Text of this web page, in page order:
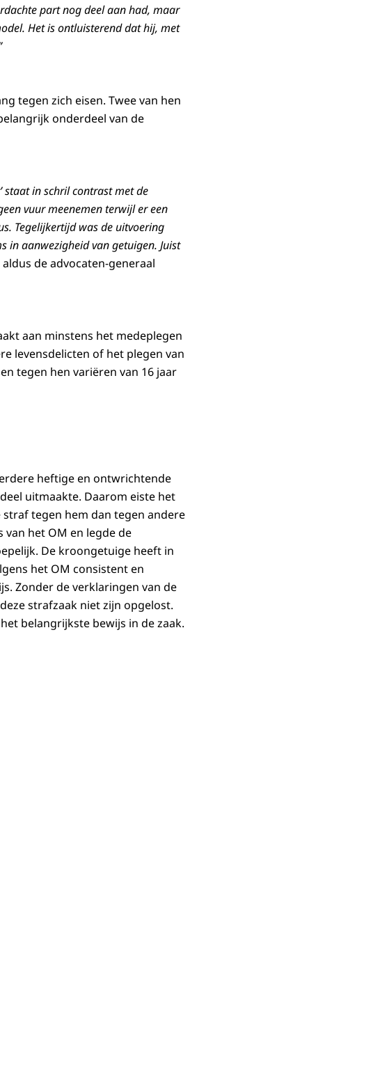
part nog deel aan had, maar
Het is ontluisterend dat hij, met
tegen zich eisen. Twee van hen
onderdeel van de
staat in schril contrast met de
vuur meenemen terwijl er een
Tegelijkertijd was de uitvoering
in aanwezigheid van getuigen. Juist
aldus de advocaten-generaal
aan minstens het medeplegen
levensdelicten of het plegen van
tegen hen variëren van 16 jaar
heftige en ontwrichtende
uitmaakte. Daarom eiste het
tegen hem dan tegen andere
het OM en legde de
De kroongetuige heeft in
het OM consistent en
Zonder de verklaringen van de
strafzaak niet zijn opgelost.
belangrijkste bewijs in de zaak.